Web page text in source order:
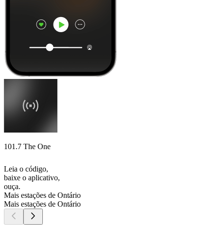
101.7 The One
Leia o código,
baixe o aplicativo,
ouça.
Mais estações de Ontário
Mais estações de Ontário